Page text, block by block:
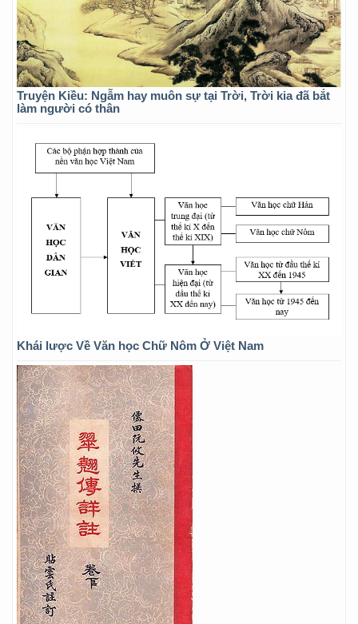
Truyện Kiều: Ngẫm hay muôn sự tại Trời, Trời kia đã bắt
làm người có thân
Khái lược Về Văn học Chữ Nôm Ở Việt Nam